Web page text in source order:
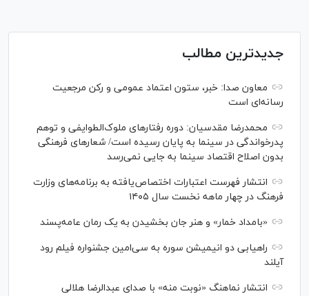
جدیدترین مطالب
معاون صدا: خبر، ستون اعتماد عمومی و رکن مرجعیت
رسانه‌ای است
محمدرضا مقدسیان: دوره رفتارهای ملوک‌الطوایفی و توهم
پدرخواندگی در سینما به پایان رسیده است/ شعارهای فرهنگی
بدون اصلاح اقتصاد سینما به جایی نمی‌رسد
انتشار فهرست اعتبارات اختصاص‌یافته به برنامه‌های وزارت
فرهنگ در چهار ماهه نخست سال ۱۴۰۵
«بامداد خمار» و هنر جان بخشیدن به یک رمان عامه‌پسند
راهیابی دو انیمیشن سوره به سی‌امین جشنواره فیلم رود
آیلند
انتشار نماهنگ «نوبت منه» با صدای عبدالرضا هلالی